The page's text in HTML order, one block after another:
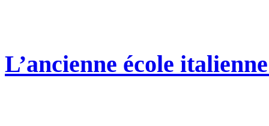
L’ancienne école